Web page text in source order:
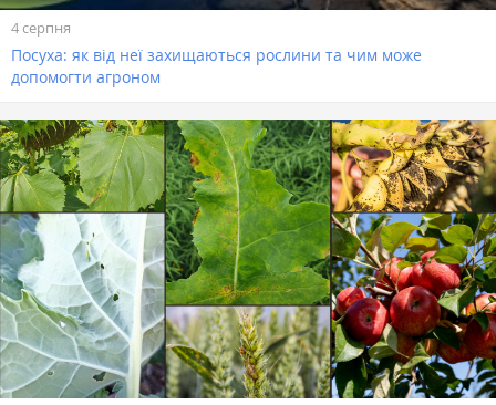
4 серпня
Посуха: як від неї захищаються рослини та чим може
допомогти агроном